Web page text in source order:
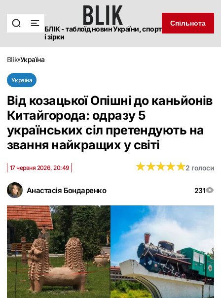
БЛІК - таблоїд новин України, спорт
і зірки
Спільнота
blik україна
Україна
Від козацької Опішні до каньйонів
Китайгорода: одразу 5
українських сіл претендують на
звання найкращих у світі
Анастасія Бондаренко 231
17 червня 2026, 20:49 ★★★★★
★★★★★2 голоси